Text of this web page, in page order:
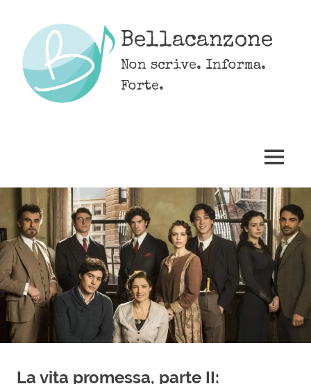
content
Bellacanzone
Non scrive. Informa.
Forte.
MENU
La vita promessa, parte II: